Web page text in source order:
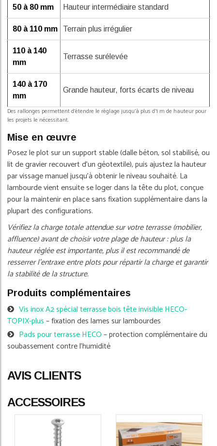
50 à 80 mm Hauteur intermédiaire standard
80 à 110 mm Terrain plus irrégulier
110 à 140
mm
Terrasse surélevée
140 à 170
mm
Grande hauteur, forts écarts de niveau
Des rallonges permettent d'étendre le réglage jusqu'à plus d'1 m de hauteur pour
les projets le nécessitant.
Mise en œuvre
Posez le plot sur un support stable (dalle béton, sol stabilisé, ou
lit de gravier recouvert d'un géotextile), puis ajustez la hauteur
par vissage manuel jusqu'à obtenir le niveau souhaité. La
lambourde vient ensuite se loger dans la tête du plot, conçue
pour la maintenir en place sans fixation supplémentaire dans la
plupart des configurations.
Vérifiez la charge totale attendue sur votre terrasse (mobilier,
affluence) avant de choisir votre plage de hauteur : plus la
hauteur réglée est importante, plus il est recommandé de
resserrer l'entraxe entre plots pour répartir la charge et garantir
la stabilité de la structure.
Produits complémentaires
Vis inox A2 spécial terrasse bois tête invisible HECO-
TOPIX-plus– fixation des lames sur lambourdes
Pads pour terrasse HECO– protection complémentaire du
soubassement contre l'humidité
AVIS CLIENTS
ACCESSOIRES